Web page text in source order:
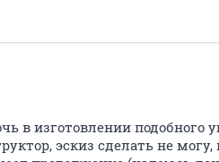
в изготовлении подобного
эскиз сделать не могу,